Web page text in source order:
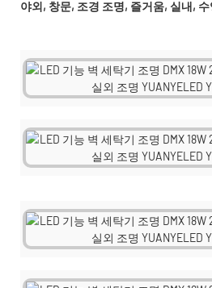
야외, 창문, 조경 조명, 즐거움, 실내,